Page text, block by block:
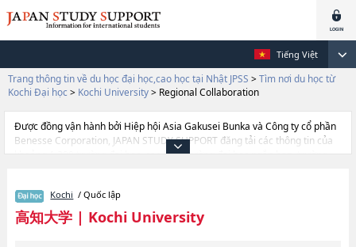
Tiếng Việt
Trang thông tin về du học đại học,cao học tại Nhật JPSS > Tìm nơi du học từ
Kochi Đại học > Kochi University> Regional Collaboration
Được đồng vận hành bởi Hiệp hội Asia Gakusei Bunka và Công ty cổ phần
Benesse Corporation, JAPAN STUDY SUPPORT đăng tải các thông tin của
khoảng 1.300 trường đại học, cao học, trường đại học ngắn hạn, trường
thiết dành cho du học sinh, như là về các Ngành Humanities and Social
ScienceshoặcNgành EducationhoặcNgành Science and
TechnologyhoặcNgành Agriculture and Marine SciencehoặcNgành
Kochi / Quốc lập
高知大学| Kochi University